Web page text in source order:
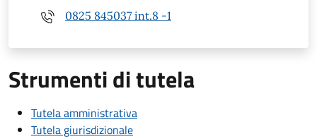
0825 845037 int.8 -1
Strumenti di tutela
Tutela amministrativa
Tutela giurisdizionale